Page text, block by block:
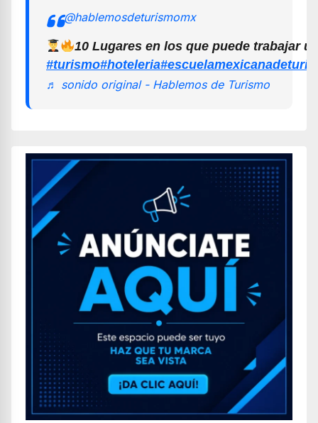
@hablemosdeturismomx
10 Lugares en los que puede trabajar
#turismo#hoteleria
♬ sonido original - Hablemos de Turismo